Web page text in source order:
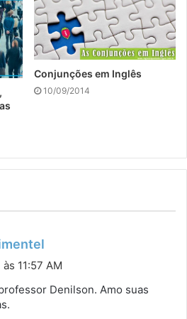
Conjunções em Inglês
10/09/2014
11:57 AM
Denilson. Amo suas